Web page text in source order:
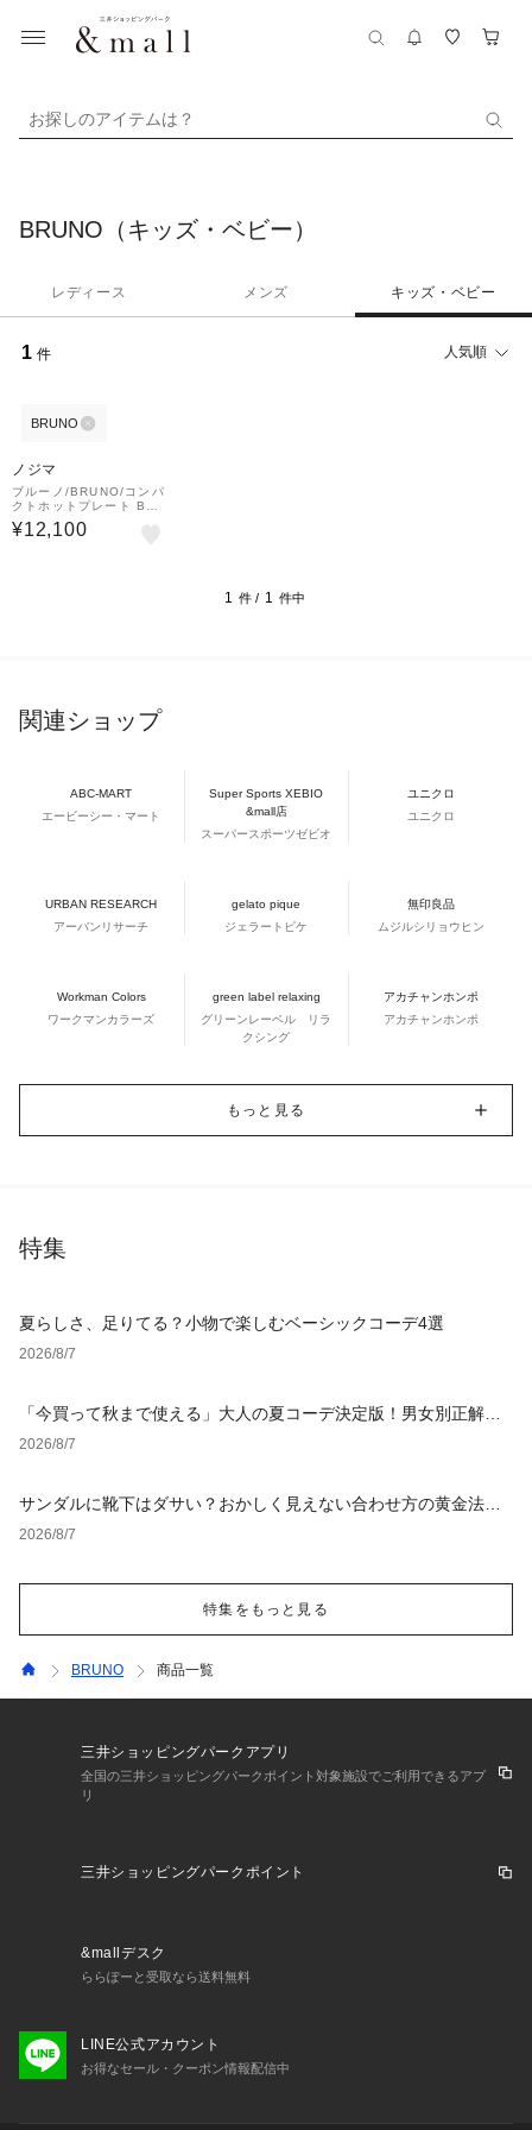
お探しのアイテムは？
BRUNO（キッズ・ベビー）
レディース メンズ キッズ・ベビー
1 件 人気順
BRUNO
ノジマ
ブルーノ/BRUNO/コンパ
クトホットプレート BO
E021RD
¥12,100
1 件 / 1 件中
関連ショップ
ABC-MART
エービーシー・マート
Super Sports XEBIO
&mall店
スーパースポーツゼビオ
ユニクロ
ユニクロ
URBAN RESEARCH
アーバンリサーチ
gelato pique
ジェラートピケ
無印良品
ムジルシリョウヒン
Workman Colors
ワークマンカラーズ
green label relaxing
グリーンレーベル リラ
クシング
アカチャンホンポ
アカチャンホンポ
もっと見る
特集
夏らしさ、足りてる？小物で楽しむベーシックコーデ4選
2026/8/7
「今買って秋まで使える」大人の夏コーデ決定版！男女別正解ス
タイルとNGな着こなし
2026/8/7
サンダルに靴下はダサい？おかしく見えない合わせ方の黄金法則
と男女別おすすめコーデ
2026/8/7
特集をもっと見る
BRUNO 商品一覧
三井ショッピングパークアプリ
全国の三井ショッピングパークポイント対象施設でご利用できるアプ
リ
三井ショッピングパークポイント
&mallデスク
ららぽーと受取なら送料無料
LINE公式アカウント
お得なセール・クーポン情報配信中